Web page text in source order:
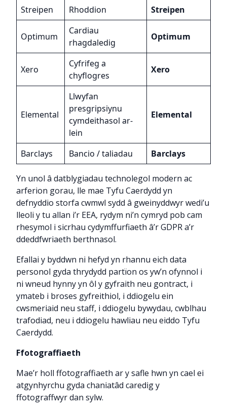
Streipen Rhoddion Streipen
Optimum
Cardiau
rhagdaledig
Optimum
Xero
Cyfrifeg a
chyflogres
Xero
Elemental
Llwyfan
presgripsiynu
cymdeithasol ar-
lein
Elemental
Barclays Bancio / taliadau Barclays
Yn unol â datblygiadau technolegol modern ac
arferion gorau, lle mae Tyfu Caerdydd yn
defnyddio storfa cwmwl sydd â gweinyddwyr wedi’u
lleoli y tu allan i’r EEA, rydym ni’n cymryd pob cam
rhesymol i sicrhau cydymffurfiaeth â’r GDPR a’r
ddeddfwriaeth berthnasol.
Efallai y byddwn ni hefyd yn rhannu eich data
personol gyda thrydydd partïon os yw’n ofynnol i
ni wneud hynny yn ôl y gyfraith neu gontract, i
ymateb i broses gyfreithiol, i ddiogelu ein
cwsmeriaid neu staff, i ddiogelu bywydau, cwblhau
trafodiad, neu i ddiogelu hawliau neu eiddo Tyfu
Caerdydd.
Ffotograffiaeth
Mae’r holl ffotograffiaeth ar y safle hwn yn cael ei
atgynhyrchu gyda chaniatâd caredig y
ffotograffwyr dan sylw.